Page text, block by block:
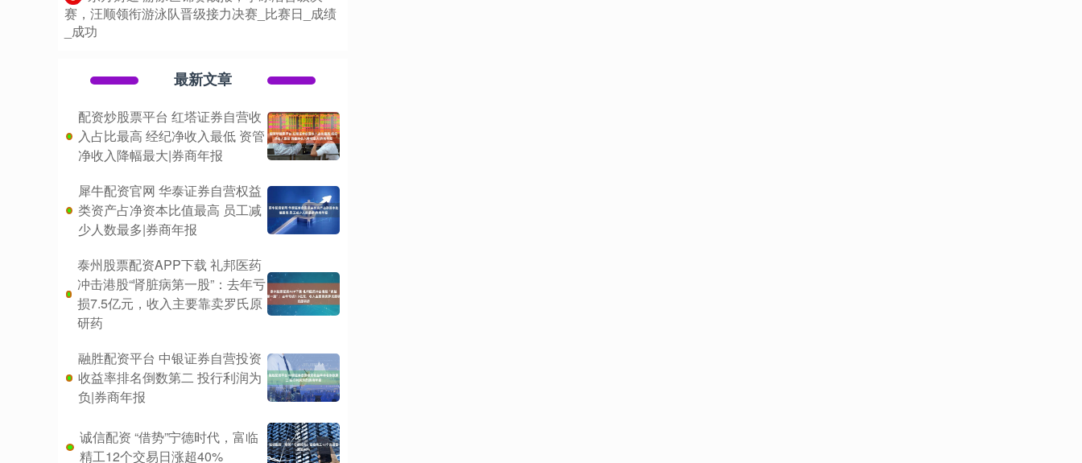
赛，汪顺领衔游泳队晋级接力决赛_比赛日_成绩
_成功
最新文章
配资炒股票平台 红塔证券自营收
入占比最高 经纪净收入最低 资管
净收入降幅最大|券商年报
犀牛配资官网 华泰证券自营权益
类资产占净资本比值最高 员工减
少人数最多|券商年报
泰州股票配资APP下载 礼邦医药
冲击港股“肾脏病第一股”：去年亏
损7.5亿元，收入主要靠卖罗氏原
研药
融胜配资平台 中银证券自营投资
收益率排名倒数第二 投行利润为
负|券商年报
诚信配资 “借势”宁德时代，富临
精工12个交易日涨超40%